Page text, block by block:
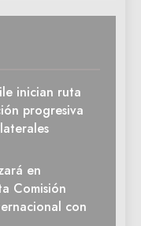
inician ruta
progresiva
en
Comisión
con